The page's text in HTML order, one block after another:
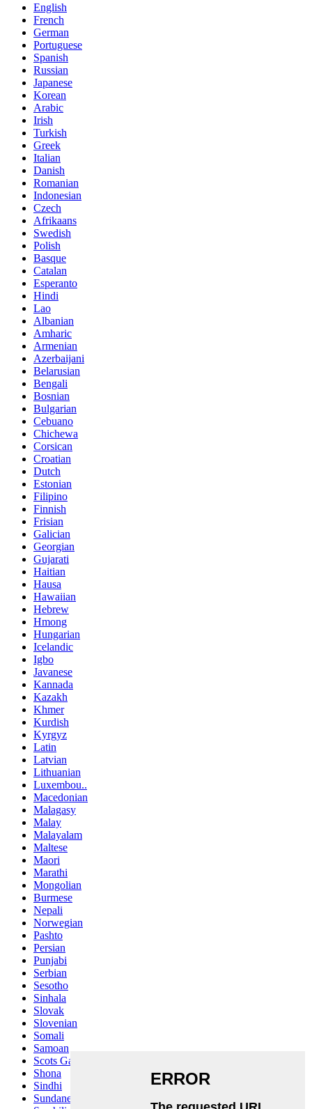
English
French
German
Portuguese
Spanish
Russian
Japanese
Korean
Arabic
Irish
Turkish
Greek
Italian
Danish
Romanian
Indonesian
Czech
Afrikaans
Swedish
Polish
Basque
Catalan
Esperanto
Hindi
Lao
Albanian
Amharic
Armenian
Azerbaijani
Belarusian
Bengali
Bosnian
Bulgarian
Cebuano
Chichewa
Corsican
Croatian
Dutch
Estonian
Filipino
Finnish
Frisian
Galician
Georgian
Gujarati
Haitian
Hausa
Hawaiian
Hebrew
Hmong
Hungarian
Icelandic
Igbo
Javanese
Kannada
Kazakh
Khmer
Kurdish
Kyrgyz
Latin
Latvian
Lithuanian
Luxembou..
Macedonian
Malagasy
Malay
Malayalam
Maltese
Maori
Marathi
Mongolian
Burmese
Nepali
Norwegian
Pashto
Persian
Punjabi
Serbian
Sesotho
Sinhala
Slovak
Slovenian
Somali
Samoan
Scots Gaelic
Shona
Sindhi
Sundanese